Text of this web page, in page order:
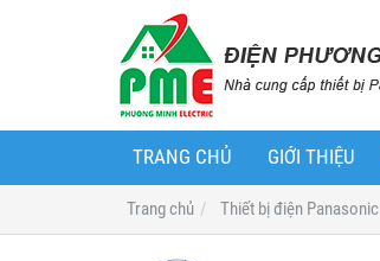
TRANG CHỦ GIỚI THIỆU
Trang chủ Thiết bị điện Panasonic